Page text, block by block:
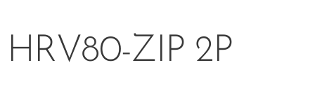
HRV80-ZIP 2P